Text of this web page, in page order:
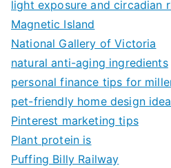
light exposure and circadian
Magnetic Island
National Gallery of Victoria
natural anti-aging ingredients
personal finance tips for
pet-friendly home design
Pinterest marketing tips
Plant protein is
Puffing Billy Railway